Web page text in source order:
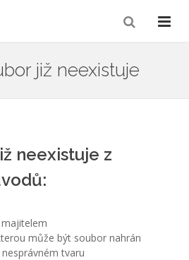
již neexistuje
neexistuje z
může být soubor nahrán
tvaru